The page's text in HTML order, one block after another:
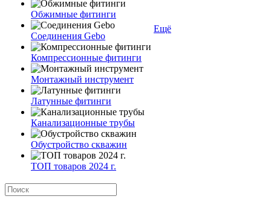
Обжимные фитинги
Соединения Gebo
Компрессионные фитинги
Монтажный инструмент
Латунные фитинги
Канализационные трубы
Обустройство скважин
ТОП товаров 2024 г.
Ещё